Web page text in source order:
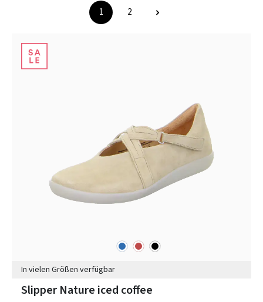
Seite
1 Seite
2
blau rot schwarz
In vielen Größen verfügbar
Slipper Nature iced coffee